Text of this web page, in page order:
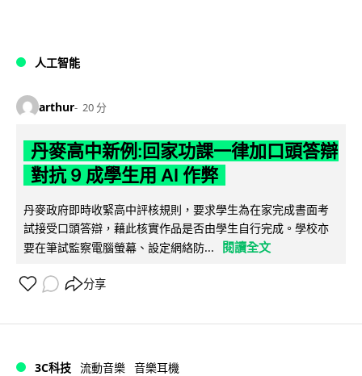
人工智能
arthur 20 分
丹麥高中新例:回家功課一律加口頭答辯
對抗 9 成學生用 AI 作弊
丹麥政府即時收緊高中評核規則，要求學生為在家完成書面考
試接受口頭答辯，藉此核實作品是否由學生自行完成。學校亦
要在筆試監察電腦螢幕、設定網絡防...
閱讀全文
分享
3C科技 流動音樂 音樂耳機